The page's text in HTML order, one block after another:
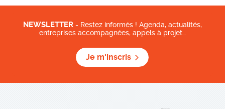
NEWSLETTER - Restez informés ! Agenda, actualités,
entreprises accompagnées, appels à projet…
Je m'inscris